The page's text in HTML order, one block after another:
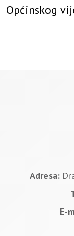
Općinskog
Adresa:
E-